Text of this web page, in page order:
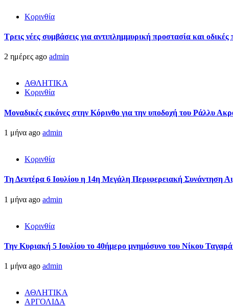
Κορινθία
Τρεις νέες συμβάσεις για αντιπλημμυρική προστασία και
2 ημέρες ago admin
ΑΘΛΗΤΙΚΑ
Κορινθία
Μοναδικές εικόνες στην Κόρινθο για την υποδοχή του Ράλλυ
1 μήνα ago admin
Κορινθία
Τη Δευτέρα 6 Ιουλίου η 14η Μεγάλη Περιφερειακή Συνάντηση
1 μήνα ago admin
Κορινθία
Την Κυριακή 5 Ιουλίου το 40ήμερο μνημόσυνο του Νίκου Ταγαρά
1 μήνα ago admin
ΑΘΛΗΤΙΚΑ
ΑΡΓΟΛΙΔΑ